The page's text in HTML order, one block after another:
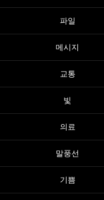
파일
메시지
교통
빛
의료
말풍선
기쁨